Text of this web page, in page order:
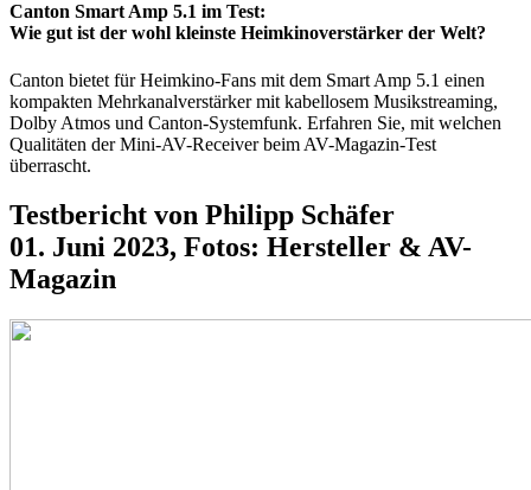
Canton Smart Amp 5.1 im Test:
Wie gut ist der wohl kleinste Heimkinoverstärker der Welt?
Canton bietet für Heimkino-Fans mit dem Smart Amp 5.1 einen
kompakten Mehrkanalverstärker mit kabellosem Musikstreaming,
Dolby Atmos und Canton-Systemfunk. Erfahren Sie, mit welchen
Qualitäten der Mini-AV-Receiver beim AV-Magazin-Test
überrascht.
Testbericht von Philipp Schäfer
01. Juni 2023, Fotos: Hersteller & AV-
Magazin